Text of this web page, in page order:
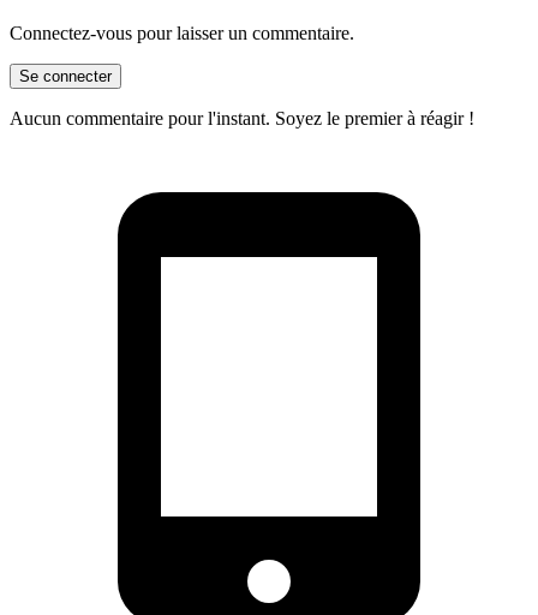
Connectez-vous pour laisser un commentaire.
Se connecter
Aucun commentaire pour l'instant. Soyez le premier à réagir !